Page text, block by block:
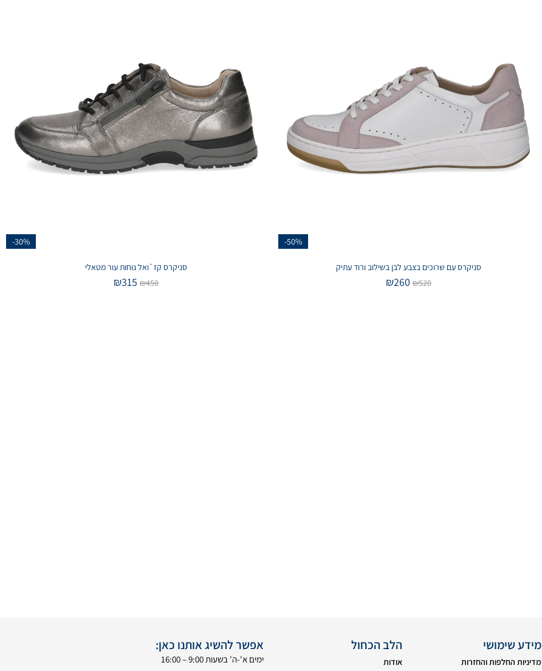
-50%
סניקרס עם שרוכים בצבע לבן בשילוב ורוד עתיק
₪520
₪260
-30%
סניקרס קז`ואל נוחות עור מטאלי
₪450
₪315
מידע שימושי
מדיניות החלפות והחזרות
הלב הכחול
אודות
אפשר להשיג אותנו כאן:
ימים א'-ה' בשעות 9:00 – 16:00